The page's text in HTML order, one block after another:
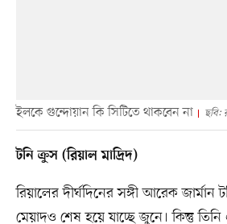
ইলকে গুন্দোয়ান কি সিটিতে থাকবেন না ছবি:
টনি ক্রুস (রিয়াল মাদ্রিদ)
রিয়ালের দীর্ঘদিনের সঙ্গী আরেক জার্মান
মেয়াদও শেষ হয়ে যাচ্ছে জুনে। কিন্তু